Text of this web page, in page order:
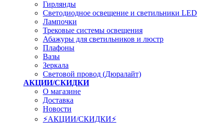
Гирлянды
Светодиодное освещение и светильники LED
Лампочки
Трековые системы освещения
Абажуры для светильников и люстр
Плафоны
Вазы
Зеркала
Световой провод (Дюралайт)
АКЦИИ/СКИДКИ
О магазине
Доставка
Новости
⚡АКЦИИ/СКИДКИ⚡